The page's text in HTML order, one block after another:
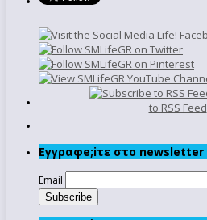
to RSS Feed
Εγγραφe;iτε στο newsletter
Email